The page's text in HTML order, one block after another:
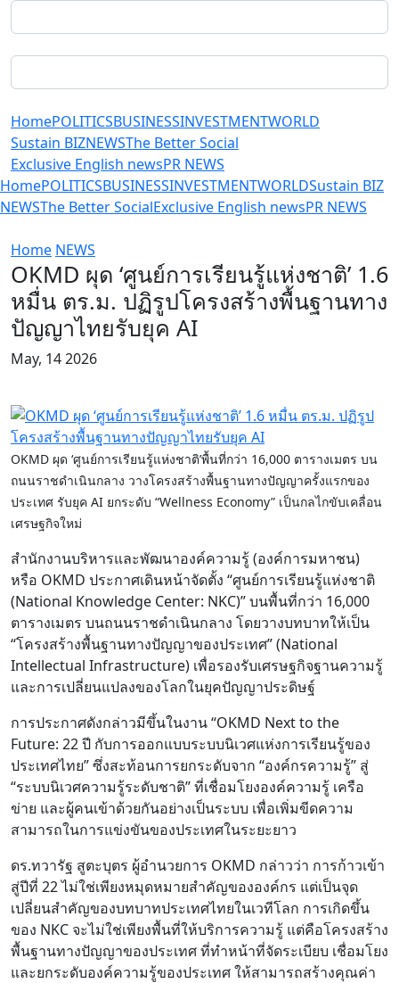
HomePOLITICSBUSINESSINVESTMENTWORLD
Sustain BIZNEWSThe Better Social
Exclusive English newsPR NEWS
HomePOLITICSBUSINESSINVESTMENTWORLDSustain BIZ
NEWSThe Better SocialExclusive English newsPR NEWS
Home NEWS
OKMD ผุด ‘ศูนย์การเรียนรู้แห่งชาติ’ 1.6
หมื่น ตร.ม. ปฏิรูปโครงสร้างพื้นฐานทาง
ปัญญาไทยรับยุค AI
May, 14 2026
OKMD ผุด ‘ศูนย์การเรียนรู้แห่งชาติ’พื้นที่กว่า 16,000 ตารางเมตร บน
ถนนราชดำเนินกลาง วางโครงสร้างพื้นฐานทางปัญญาครั้งแรกของ
ประเทศ รับยุค AI ยกระดับ “Wellness Economy” เป็นกลไกขับเคลื่อน
เศรษฐกิจใหม่
สำนักงานบริหารและพัฒนาองค์ความรู้ (องค์การมหาชน)
หรือ OKMD ประกาศเดินหน้าจัดตั้ง “ศูนย์การเรียนรู้แห่งชาติ
(National Knowledge Center: NKC)” บนพื้นที่กว่า 16,000
ตารางเมตร บนถนนราชดำเนินกลาง โดยวางบทบาทให้เป็น
“โครงสร้างพื้นฐานทางปัญญาของประเทศ” (National
Intellectual Infrastructure) เพื่อรองรับเศรษฐกิจฐานความรู้
และการเปลี่ยนแปลงของโลกในยุคปัญญาประดิษฐ์
การประกาศดังกล่าวมีขึ้นในงาน “OKMD Next to the
Future: 22 ปี กับการออกแบบระบบนิเวศแห่งการเรียนรู้ของ
ประเทศไทย” ซึ่งสะท้อนการยกระดับจาก “องค์กรความรู้” สู่
“ระบบนิเวศความรู้ระดับชาติ” ที่เชื่อมโยงองค์ความรู้ เครือ
ข่าย และผู้คนเข้าด้วยกันอย่างเป็นระบบ เพื่อเพิ่มขีดความ
สามารถในการแข่งขันของประเทศในระยะยาว
ดร.ทวารัฐ สูตะบุตร ผู้อำนวยการ OKMD กล่าวว่า การก้าวเข้า
สู่ปีที่ 22 ไม่ใช่เพียงหมุดหมายสำคัญขององค์กร แต่เป็นจุด
เปลี่ยนสำคัญของบทบาทประเทศไทยในเวทีโลก การเกิดขึ้น
ของ NKC จะไม่ใช่เพียงพื้นที่ให้บริการความรู้ แต่คือโครงสร้าง
พื้นฐานทางปัญญาของประเทศ ที่ทำหน้าที่จัดระเบียบ เชื่อมโยง
และยกระดับองค์ความรู้ของประเทศ ให้สามารถสร้างคุณค่า